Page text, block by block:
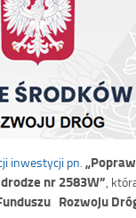
inwestycji pn.
nr 2583W”,
Rozwoju